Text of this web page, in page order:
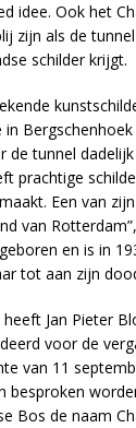
idee. Ook het
zijn als de
schilder krijgt.
de tunnel
prachtige
Een van
van
en is in
tot aan zijn
Jan Pieter
voor de
van 11
besproken
Bos de naam